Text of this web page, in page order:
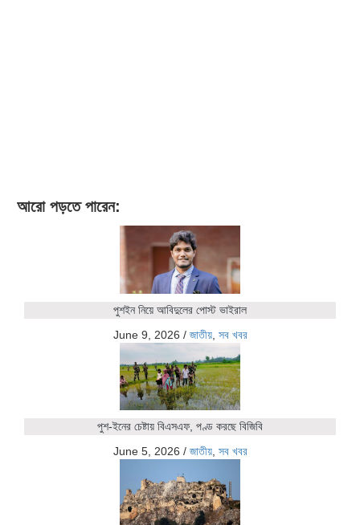
আরো পড়তে পারেন:
পুশইন নিয়ে আবিদুলের পোস্ট ভাইরাল
June 9, 2026 / জাতীয়, সব খবর
পুশ-ইনের চেষ্টায় বিএসএফ, পণ্ড করছে বিজিবি
June 5, 2026 / জাতীয়, সব খবর